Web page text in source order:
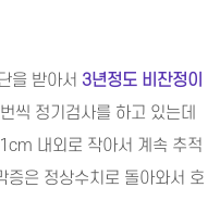
을 받아서 3년정도 비잔정이
씩 정기검사를 하고 있는데
내외로 작아서 계속 추적
은 정상수치로 돌아와서 호